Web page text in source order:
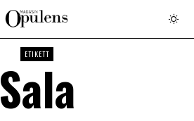
ETIKETT
Sala